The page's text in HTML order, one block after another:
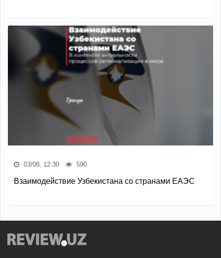
03/08, 12:30 590
Взаимодействие Узбекистана со странами ЕАЭС